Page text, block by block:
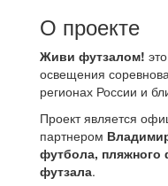
О проекте
Живи футзалом!
освещения
регионах России и
Проект является
партнером
футбола,
футзала.